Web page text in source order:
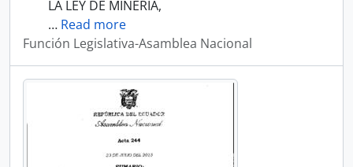
LA LEY DE MINERÍA,
… Read more
Función Legislativa-Asamblea Nacional